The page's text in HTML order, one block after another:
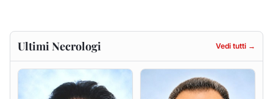
Francesca Anna Pirina
ved. Pileri
6 agosto 2026
Massimo Ricciu
6 agosto 2026